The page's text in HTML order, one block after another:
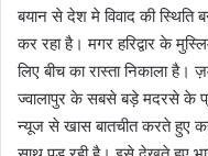
बयान से देश मे विवाद की
कर रहा है। मगर हरिद्वार के
लिए बीच का रास्ता निकाला है।
ज्वालापुर के सबसे बड़े मदरसे के
न्यूज से खास बातचीत करते हुए